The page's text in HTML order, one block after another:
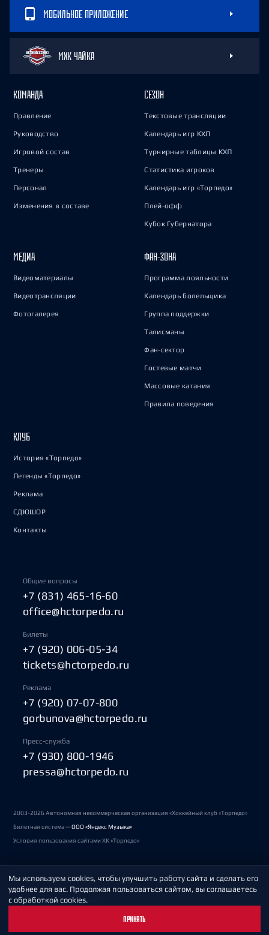
МОБИЛЬНОЕ ПРИЛОЖЕНИЕ
МХК ЧАЙКА
КОМАНДА
Правление
Руководство
Игровой состав
Тренеры
Персонал
Изменения в составе
СЕЗОН
Текстовые трансляции
Календарь игр КХЛ
Турнирные таблицы КХЛ
Статистика игроков
Календарь игр «Торпедо»
Плей-офф
Кубок Губернатора
МЕДИА
Видеоматериалы
Видеотрансляции
Фотогалерея
ФАН-ЗОНА
Программа лояльности
Календарь болельщика
Группа поддержки
Талисманы
Фан-сектор
Гостевые матчи
Массовые катания
Правила поведения
КЛУБ
История «Торпедо»
Легенды «Торпедо»
Реклама
СДЮШОР
Контакты
Общие вопросы
+7 (831) 465-16-60
office@hctorpedo.ru
Билеты
+7 (920) 006-05-34
tickets@hctorpedo.ru
Реклама
+7 (920) 07-07-800
gorbunova@hctorpedo.ru
Пресс-служба
+7 (930) 800-1946
pressa@hctorpedo.ru
2003-2026 Автономная некоммерческая организация «Хоккейный клуб «Торпедо»
Билетная система —ООО «Яндекс Музыка»
Условия пользования сайтами ХК «Торпедо»
Политика обработки персональных данных
Пользовательское соглашение
Мы используем cookies, чтобы улучшить работу сайта и сделать его
удобнее для вас. Продолжая пользоваться сайтом, вы соглашаетесь
с обработкой cookies.
ПРИНЯТЬ